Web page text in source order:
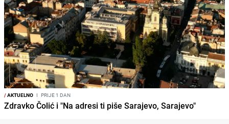
/AKTUELNO I PRIJE 1 DAN
Zdravko Čolić i "Na adresi ti piše Sarajevo, Sarajevo"